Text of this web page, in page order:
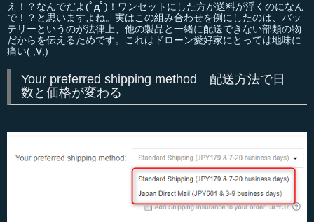
え！？なんでだよ(ﾟдﾟ)！ワンセットにした方が送料が浮くのになん
で！？と思いますよね。実はこの組み合わせを例にしたのは、バッ
テリーというのが法律上、他の製品と一緒に配送できない部類の物
だからを伝えるためです。これはドローン愛好家にとっては地味に
痛い( ;∀;)
Your preferred shipping method 配送方法で日
数と価格が変わる